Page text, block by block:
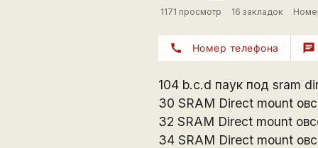
1171 просмотр
16 закладок
call Номер телефона chat
104 b.c.d паук под sram
30 SRAM Direct mount
32 SRAM Direct mount
34 SRAM Direct mount